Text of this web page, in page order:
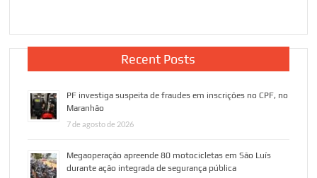
Recent Posts
PF investiga suspeita de fraudes em inscrições no CPF, no
Maranhão
7 de agosto de 2026
Megaoperação apreende 80 motocicletas em São Luís
durante ação integrada de segurança pública